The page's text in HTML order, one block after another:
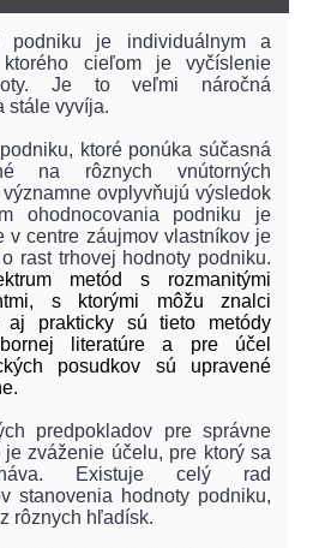
podniku je individuálnym a
ktorého cieľom je vyčíslenie
Je to veľmi náročná
stále vyvíja.
ktoré ponúka súčasná
na rôznych vnútorných
ovplyvňujú výsledok
ohodnocovania podniku je
v centre záujmov vlastníkov je
rast trhovej hodnoty podniku.
metód s rozmanitými
s ktorými môžu znalci
aj prakticky sú tieto metódy
literatúre a pre účel
posudkov sú upravené
predpokladov pre správne
zváženie účelu, pre ktorý sa
Existuje celý rad
stanovenia hodnoty podniku,
rôznych hľadísk.